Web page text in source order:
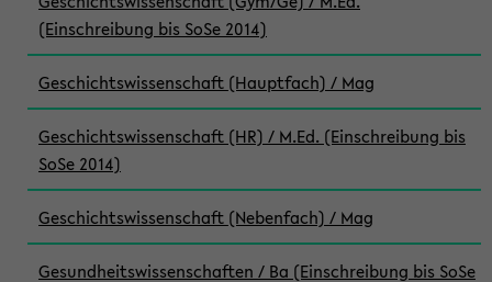
(Einschreibung bis SoSe 2014)
Geschichtswissenschaft (Hauptfach) / Mag
Geschichtswissenschaft (HR) / M.Ed. (Einschreibung bis
SoSe 2014)
Geschichtswissenschaft (Nebenfach) / Mag
Gesundheitswissenschaften / Ba (Einschreibung bis SoSe